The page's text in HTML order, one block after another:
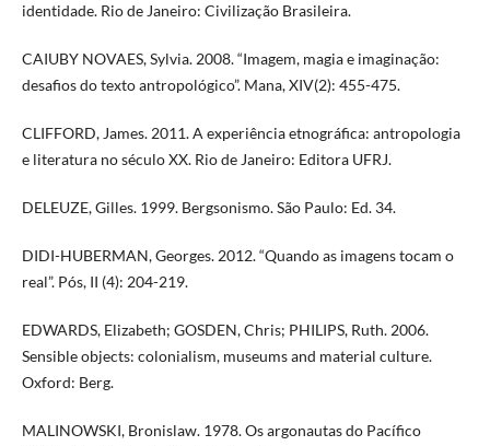
identidade. Rio de Janeiro: Civilização Brasileira.
CAIUBY NOVAES, Sylvia. 2008. “Imagem, magia e imaginação:
desafios do texto antropológico”. Mana, XIV(2): 455-475.
CLIFFORD, James. 2011. A experiência etnográfica: antropologia
e literatura no século XX. Rio de Janeiro: Editora UFRJ.
DELEUZE, Gilles. 1999. Bergsonismo. São Paulo: Ed. 34.
DIDI-HUBERMAN, Georges. 2012. “Quando as imagens tocam o
real”. Pós, II (4): 204-219.
EDWARDS, Elizabeth; GOSDEN, Chris; PHILIPS, Ruth. 2006.
Sensible objects: colonialism, museums and material culture.
Oxford: Berg.
MALINOWSKI, Bronislaw. 1978. Os argonautas do Pacífico